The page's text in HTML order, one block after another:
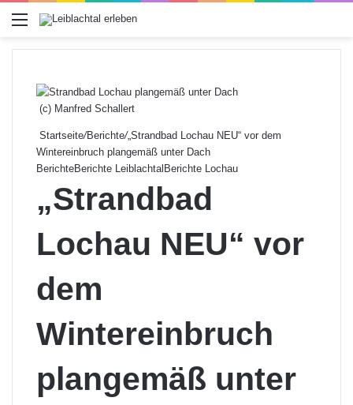
Menü
(c) Manfred Schallert
Startseite/Berichte/„Strandbad Lochau NEU“ vor dem
Wintereinbruch plangemäß unter Dach
BerichteBerichte Leiblachtal Berichte Lochau
„Strandbad
Lochau NEU“ vor
dem
Wintereinbruch
plangemäß unter